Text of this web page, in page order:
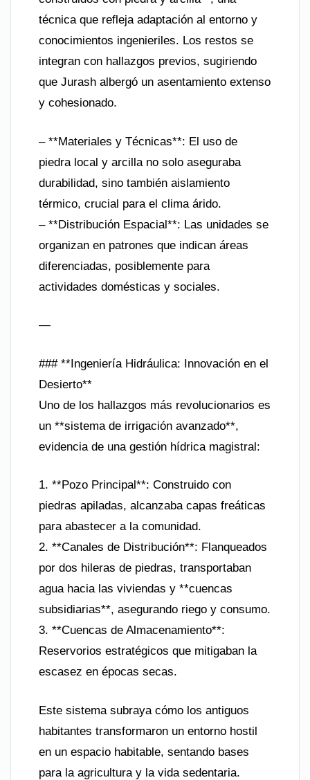
técnica que refleja adaptación al entorno y
conocimientos ingenieriles. Los restos se
integran con hallazgos previos, sugiriendo
que Jurash albergó un asentamiento extenso
y cohesionado.
– **Materiales y Técnicas**: El uso de
piedra local y arcilla no solo aseguraba
durabilidad, sino también aislamiento
térmico, crucial para el clima árido.
– **Distribución Espacial**: Las unidades se
organizan en patrones que indican áreas
diferenciadas, posiblemente para
actividades domésticas y sociales.
—
### **Ingeniería Hidráulica: Innovación en el
Desierto**
Uno de los hallazgos más revolucionarios es
un **sistema de irrigación avanzado**,
evidencia de una gestión hídrica magistral:
1. **Pozo Principal**: Construido con
piedras apiladas, alcanzaba capas freáticas
para abastecer a la comunidad.
2. **Canales de Distribución**: Flanqueados
por dos hileras de piedras, transportaban
agua hacia las viviendas y **cuencas
subsidiarias**, asegurando riego y consumo.
3. **Cuencas de Almacenamiento**:
Reservorios estratégicos que mitigaban la
escasez en épocas secas.
Este sistema subraya cómo los antiguos
habitantes transformaron un entorno hostil
en un espacio habitable, sentando bases
para la agricultura y la vida sedentaria.